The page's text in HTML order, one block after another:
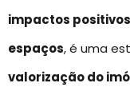
impactos
espaços, é uma
valorização do